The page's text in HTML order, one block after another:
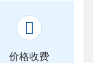

价格收费